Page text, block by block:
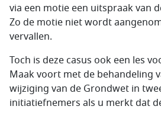
via een motie een uitspraak van
Zo de motie niet wordt
vervallen.
Toch is deze casus ook een les
Maak voort met de behandeling
wijziging van de Grondwet in
initiatiefnemers als u merkt dat